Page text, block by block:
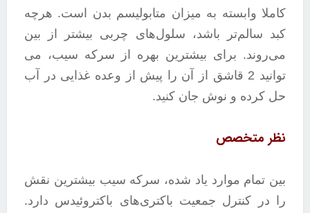
کاملا وابسته به میزان متابولیسم بدن است. هرچه
کبد سالم‌تر باشد، سلول‌های چربی بیشتر از بین
می‌روند. برای بیشترین بهره از سرکه سیب، می
توانید 2 قاشق از آن را پیش از وعده غذایی در آب
حل کرده و نوش جان کنید.
نظر متخصص
بین تمام موارد یاد شده، سرکه سیب بیشترین نقش
را در کنترل جمعیت باکتری‌های باکتروئیدس دارد.